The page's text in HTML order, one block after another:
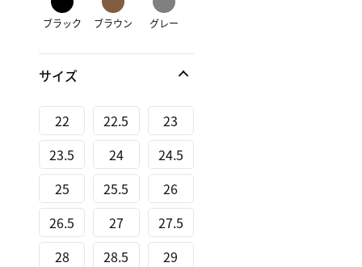
ブラック ブラウン グレー
サイズ
22 22.5
23
23.5
24
24.5
25
25.5
26
26.5
27
27.5
28
28.5 29